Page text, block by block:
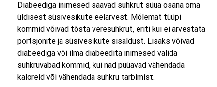
Diabeediga inimesed saavad suhkrut süüa osana oma
üldisest süsivesikute eelarvest. Mõlemat tüüpi
kommid võivad tõsta veresuhkrut, eriti kui ei arvestata
portsjonite ja süsivesikute sisaldust. Lisaks võivad
diabeediga või ilma diabeedita inimesed valida
suhkruvabad kommid, kui nad püüavad vähendada
kaloreid või vähendada suhkru tarbimist.